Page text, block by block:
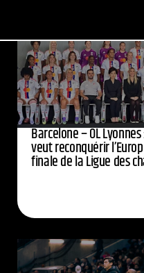
Barcelone – OL
veut reconquérir
finale de la Ligue des